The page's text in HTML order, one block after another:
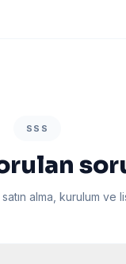
SSS
satın alma, kurulum ve